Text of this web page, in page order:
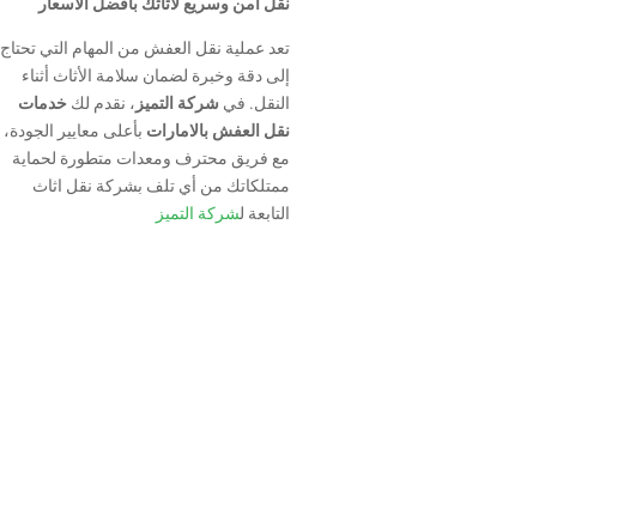
تعد عملية نقل العفش من المهام التي تحتاج
إلى دقة وخبرة لضمان سلامة الأثاث أثناء
النقل. في شركة التميز ، نقدم لكخدمات
نقل العفش بالامارات بأعلى معايير الجودة،
مع فريق محترف ومعدات متطورة لحماية
ممتلكاتك من أي تلف بشركة نقل اثاث
التابعة لشركة التميز